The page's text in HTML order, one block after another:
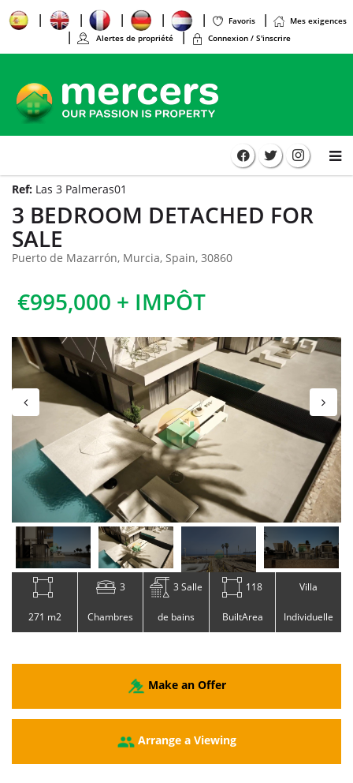
Favoris
Mes exigences
Alertes de propriété
Connexion / S'inscrire
Ref: Las 3 Palmeras01
3 BEDROOM DETACHED FOR
SALE
Puerto de Mazarrón, Murcia, Spain, 30860
€995,000 + IMPÔT
271 m2
3
Chambres
3 Salle
de bains
118
BuiltArea
Villa
Individuelle
Make an Offer
Arrange a Viewing